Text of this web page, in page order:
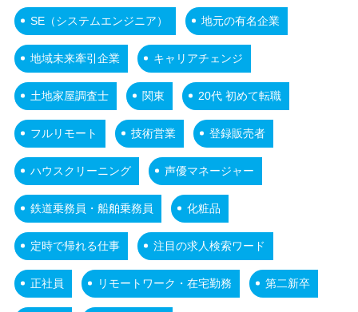
SE（システムエンジニア） 地元の有名企業
地域未来牽引企業 キャリアチェンジ
土地家屋調査士 関東 20代 初めて転職
フルリモート 技術営業 登録販売者
ハウスクリーニング 声優マネージャー
鉄道乗務員・船舶乗務員 化粧品
定時で帰れる仕事 注目の求人検索ワード
正社員 リモートワーク・在宅勤務 第二新卒